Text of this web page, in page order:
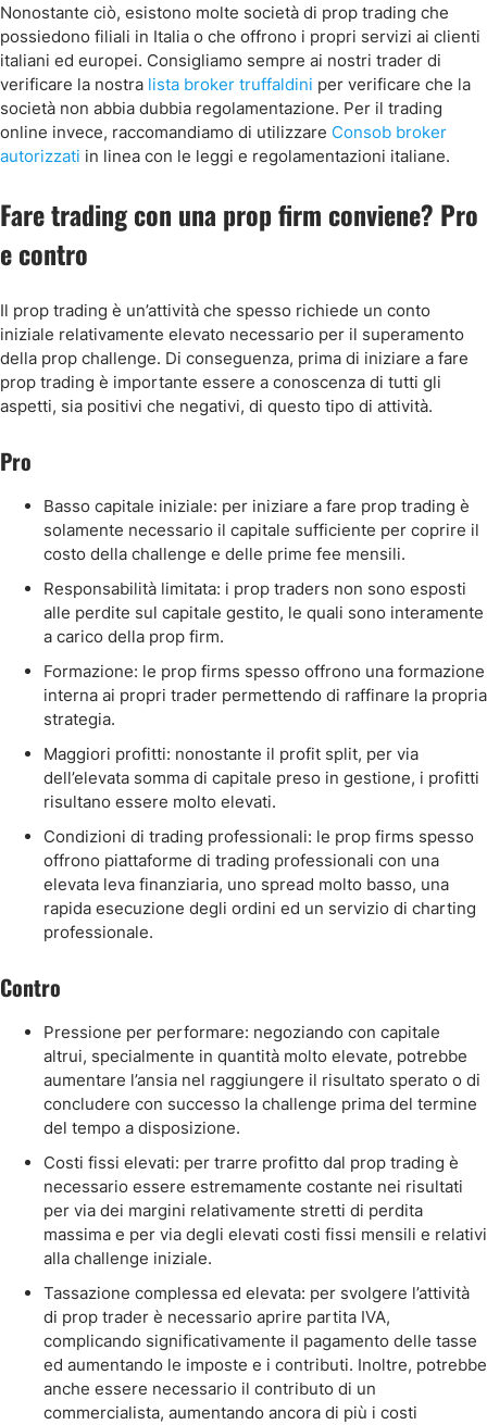
Nonostante ciò, esistono molte società di prop trading che
possiedono filiali in Italia o che offrono i propri servizi ai clienti
italiani ed europei. Consigliamo sempre ai nostri trader di
verificare la nostra lista broker truffaldini per verificare che la
società non abbia dubbia regolamentazione. Per il trading
online invece, raccomandiamo di utilizzare Consob broker
autorizzati in linea con le leggi e regolamentazioni italiane.
Fare trading con una prop firm conviene? Pro
e contro
Il prop trading è un’attività che spesso richiede un conto
iniziale relativamente elevato necessario per il superamento
della prop challenge. Di conseguenza, prima di iniziare a fare
prop trading è importante essere a conoscenza di tutti gli
aspetti, sia positivi che negativi, di questo tipo di attività.
Pro
Basso capitale iniziale: per iniziare a fare prop trading è
solamente necessario il capitale sufficiente per coprire il
costo della challenge e delle prime fee mensili.
Responsabilità limitata: i prop traders non sono esposti
alle perdite sul capitale gestito, le quali sono interamente
a carico della prop firm.
Formazione: le prop firms spesso offrono una formazione
interna ai propri trader permettendo di raffinare la propria
strategia.
Maggiori profitti: nonostante il profit split, per via
dell’elevata somma di capitale preso in gestione, i profitti
risultano essere molto elevati.
Condizioni di trading professionali: le prop firms spesso
offrono piattaforme di trading professionali con una
elevata leva finanziaria, uno spread molto basso, una
rapida esecuzione degli ordini ed un servizio di charting
professionale.
Contro
Pressione per performare: negoziando con capitale
altrui, specialmente in quantità molto elevate, potrebbe
aumentare l’ansia nel raggiungere il risultato sperato o di
concludere con successo la challenge prima del termine
del tempo a disposizione.
Costi fissi elevati: per trarre profitto dal prop trading è
necessario essere estremamente costante nei risultati
per via dei margini relativamente stretti di perdita
massima e per via degli elevati costi fissi mensili e relativi
alla challenge iniziale.
Tassazione complessa ed elevata: per svolgere l’attività
di prop trader è necessario aprire partita IVA,
complicando significativamente il pagamento delle tasse
ed aumentando le imposte e i contributi. Inoltre, potrebbe
anche essere necessario il contributo di un
commercialista, aumentando ancora di più i costi